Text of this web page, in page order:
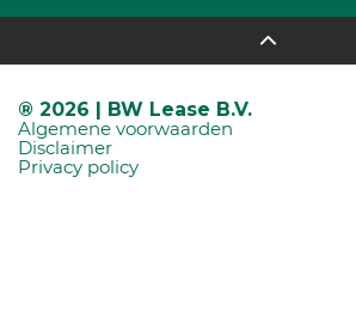
® 2026 | BW Lease B.V.
Algemene voorwaarden
Disclaimer
Privacy policy